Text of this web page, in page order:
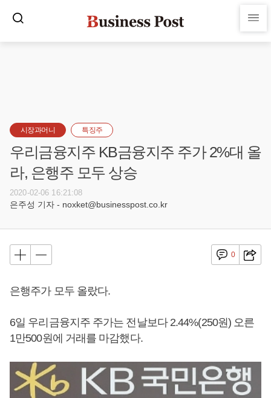
시장과머니 특징주
우리금융지주 KB금융지주 주가 2%대 올
라, 은행주 모두 상승
2020-02-06 16:21:08
은주성 기자 - noxket@businesspost.co.kr
0
은행주가 모두 올랐다.
6일 우리금융지주 주가는 전날보다 2.44%(250원) 오른
1만500원에 거래를 마감했다.